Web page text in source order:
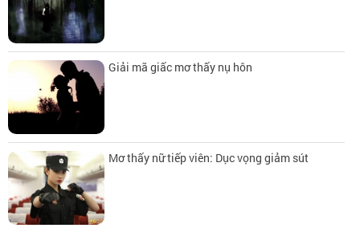
Giải mã giấc mơ thấy nụ hôn
Mơ thấy nữ tiếp viên: Dục vọng giảm sút